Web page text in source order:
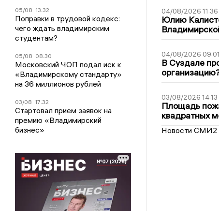
05/08 13:32
Поправки в трудовой кодекс:
чего ждать владимирским
студентам?
05/08 08:30
Московский ЧОП подал иск к
«Владимирскому стандарту»
на 36 миллионов рублей
03/08 17:32
Стартовал прием заявок на
премию «Владимирский
бизнес»
04/08/2026 11:36
Юлию
04/08/2026 09:01
В Суздале
03/08/2026 14:13
Площадь
квадратных
Новости СМИ2